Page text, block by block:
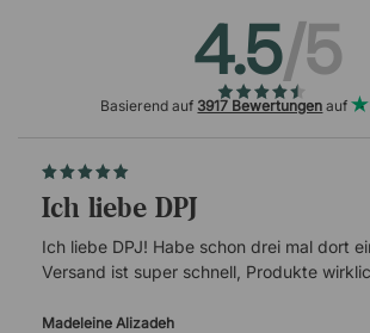
4.5/5
Basierend auf 3917 Bewertungen auf
Ich liebe DPJ
Ich liebe DPJ! Habe schon drei mal dort
Versand ist super schnell, Produkte
verlässlich.
Madeleine Alizadeh